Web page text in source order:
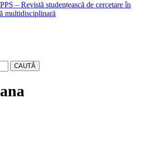
– Revistă studențească de cercetare în
multidisciplinară
CAUTĂ